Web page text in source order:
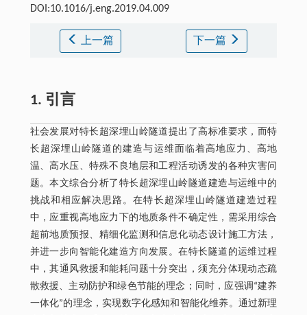
DOI:10.1016/j.eng.2019.04.009
上一篇 下一篇
1. 引言
社会发展对特长超深埋山岭隧道提出了高标准要求，而特
长超深埋山岭隧道的建造与运维面临着高地应力、高地
温、高水压、特殊不良地层和工程活动诱发的各种灾害问
题。本文综合分析了特长超深埋山岭隧道建造与运维中的
挑战和相应解决思路。在特长超深埋山岭隧道建造过程
中，应重视高地应力下的地质条件不确定性，需采用综合
超前地质预报、精细化监测和信息化动态设计施工方法，
并进一步向智能化建造方向发展。在特长隧道的运维过程
中，其通风救援和能耗问题十分突出，须充分体现动态疏
散救援、主动防护和绿色节能的理念；同时，应强调“建养
一体化”的理念，实现数字化感知和智能化维养。通过新理